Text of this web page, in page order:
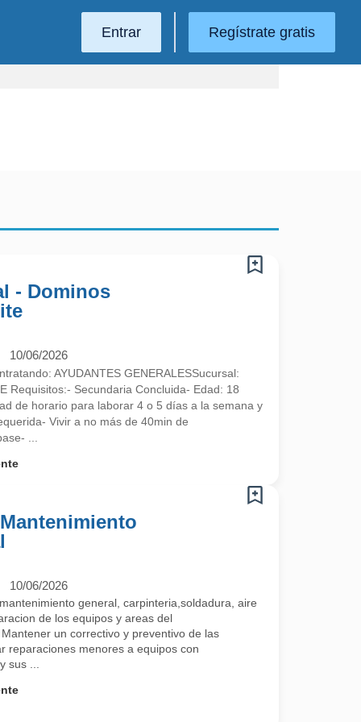
Entrar Regístrate gratis
- Dominos
10/06/2026
AYUDANTES GENERALESSucursal:
Requisitos:- Secundaria Concluida- Edad: 18
de horario para laborar 4 o 5 días a la semana y
Vivir a no más de 40min de
...
10/06/2026
general, carpinteria,soldadura, aire
de los equipos y areas del
un correctivo y preventivo de las
reparaciones menores a equipos con
sus ...